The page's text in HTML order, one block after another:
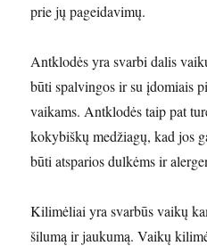
prie jų pageidavimų.
Antklodės yra svarbi dalis
būti spalvingos ir su įdomiais
vaikams. Antklodės taip pat
kokybiškų medžiagų, kad jos
būti atsparios dulkėms ir
Kilimėliai yra svarbūs vaikų
šilumą ir jaukumą. Vaikų